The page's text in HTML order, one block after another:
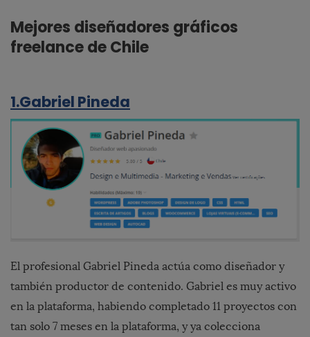
Mejores diseñadores gráficos
freelance de Chile
1.Gabriel Pineda
El profesional Gabriel Pineda actúa como diseñador y
también productor de contenido. Gabriel es muy activo
en la plataforma, habiendo completado 11 proyectos con
tan solo 7 meses en la plataforma, y ya colecciona